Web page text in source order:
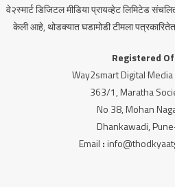
वे२स्मार्ट डिजिटल मीडिया प्रायव्हेट लिमिटेड
केली आहे, थोडक्यात घडामोडी टीमला
Registered
Way2smart Digital
363/1, Maratha
No 38, Mohan
Dhankawadi,
Email :